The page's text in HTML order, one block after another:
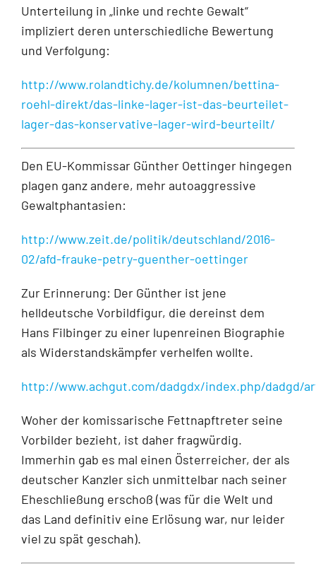
Unterteilung in „linke und rechte Gewalt“
impliziert deren unterschiedliche Bewertung
und Verfolgung:
http://www.rolandtichy.de/kolumnen/bettina-
roehl-direkt/das-linke-lager-ist-das-beurteilet-
lager-das-konservative-lager-wird-beurteilt/
Den EU-Kommissar Günther Oettinger hingegen
plagen ganz andere, mehr autoaggressive
Gewaltphantasien:
http://www.zeit.de/politik/deutschland/2016-
02/afd-frauke-petry-guenther-oettinger
Zur Erinnerung: Der Günther ist jene
helldeutsche Vorbildfigur, die dereinst dem
Hans Filbinger zu einer lupenreinen Biographie
als Widerstandskämpfer verhelfen wollte.
http://www.achgut.com/dadgdx/index.php/dadgd/
Woher der komissarische Fettnapftreter seine
Vorbilder bezieht, ist daher fragwürdig.
Immerhin gab es mal einen Österreicher, der als
deutscher Kanzler sich unmittelbar nach seiner
Eheschließung erschoß (was für die Welt und
das Land definitiv eine Erlösung war, nur leider
viel zu spät geschah).